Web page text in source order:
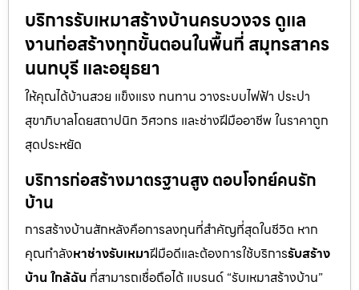
บริการรับเหมาสร้างบ้านครบวงจร ดูแล
งานก่อสร้างทุกขั้นตอนในพื้นที่ สมุทรสาคร
นนทบุรี และอยุธยา
ให้คุณได้บ้านสวย แข็งแรง ทนทาน วางระบบไฟฟ้า ประปา
สุขาภิบาลโดยสถาปนิก วิศวกร และช่างฝีมืออาชีพ ในราคาถูก
สุดประหยัด
บริการก่อสร้างมาตรฐานสูง ตอบโจทย์คนรัก
บ้าน
การสร้างบ้านสักหลังคือการลงทุนที่สำคัญที่สุดในชีวิต หาก
คุณกำลังหาช่างรับเหมาฝีมือดีและต้องการใช้บริการรับสร้าง
บ้าน ใกล้ฉัน ที่สามารถเชื่อถือได้ แบรนด์ “รับเหมาสร้างบ้าน”